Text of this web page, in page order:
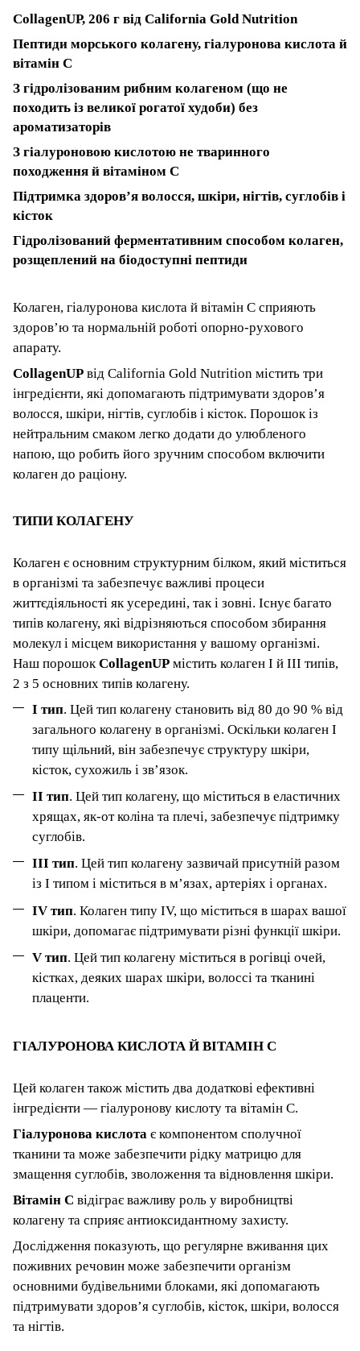
CollagenUP, 206 г від California Gold Nutrition
Пептиди морського колагену, гіалуронова кислота й
вітамін C
З гідролізованим рибним колагеном (що не
походить із великої рогатої худоби) без
ароматизаторів
З гіалуроновою кислотою не тваринного
походження й вітаміном C
Підтримка здоров’я волосся, шкіри, нігтів, суглобів і
кісток
Гідролізований ферментативним способом колаген,
розщеплений на біодоступні пептиди
Колаген, гіалуронова кислота й вітамін C сприяють
здоров’ю та нормальній роботі опорно-рухового
апарату.
CollagenUP від California Gold Nutrition містить три
інгредієнти, які допомагають підтримувати здоров’я
волосся, шкіри, нігтів, суглобів і кісток. Порошок із
нейтральним смаком легко додати до улюбленого
напою, що робить його зручним способом включити
колаген до раціону.
ТИПИ КОЛАГЕНУ
Колаген є основним структурним білком, який міститься
в організмі та забезпечує важливі процеси
життєдіяльності як усередині, так і зовні. Існує багато
типів колагену, які відрізняються способом збирання
молекул і місцем використання у вашому організмі.
Наш порошок CollagenUP містить колаген I й III типів,
2 з 5 основних типів колагену.
I тип. Цей тип колагену становить від 80 до 90 % від
загального колагену в організмі. Оскільки колаген I
типу щільний, він забезпечує структуру шкіри,
кісток, сухожиль і зв’язок.
II тип. Цей тип колагену, що міститься в еластичних
хрящах, як-от коліна та плечі, забезпечує підтримку
суглобів.
III тип. Цей тип колагену зазвичай присутній разом
із I типом і міститься в м’язах, артеріях і органах.
IV тип. Колаген типу IV, що міститься в шарах вашої
шкіри, допомагає підтримувати різні функції шкіри.
V тип. Цей тип колагену міститься в рогівці очей,
кістках, деяких шарах шкіри, волоссі та тканині
плаценти.
ГІАЛУРОНОВА КИСЛОТА Й ВІТАМІН C
Цей колаген також містить два додаткові ефективні
інгредієнти — гіалуронову кислоту та вітамін C.
Гіалуронова кислота є компонентом сполучної
тканини та може забезпечити рідку матрицю для
змащення суглобів, зволоження та відновлення шкіри.
Вітамін C відіграє важливу роль у виробництві
колагену та сприяє антиоксидантному захисту.
Дослідження показують, що регулярне вживання цих
поживних речовин може забезпечити організм
основними будівельними блоками, які допомагають
підтримувати здоров’я суглобів, кісток, шкіри, волосся
та нігтів.